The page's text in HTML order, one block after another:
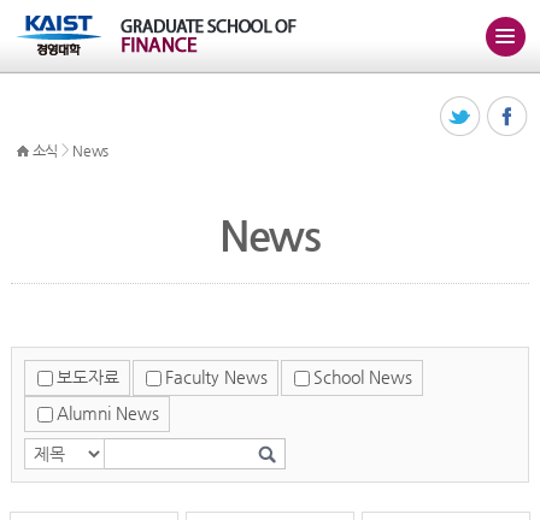
소식 > News
News
보도자료 Faculty News
School News
Alumni News